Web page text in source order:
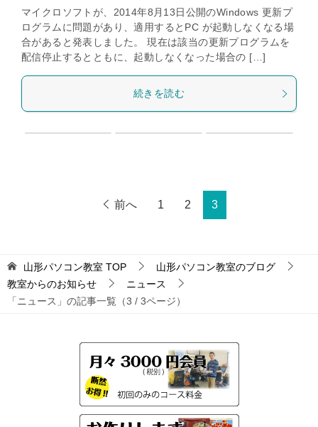
マイクロソフトが、2014年8月13日公開のWindows 更新プ
ログラムに問題があり、適用するとPC が起動しなくなる場
合があると発表しました。 現在は該当の更新プログラムを
配信停止するとともに、起動しなくなった場合の […]
続きを読む
前へ 1 2 3
山形パソコン教室 TOP
山形パソコン教室のブログ
教室からのお知らせ
ニュース
「ニュース」の記事一覧（3 / 3ページ）